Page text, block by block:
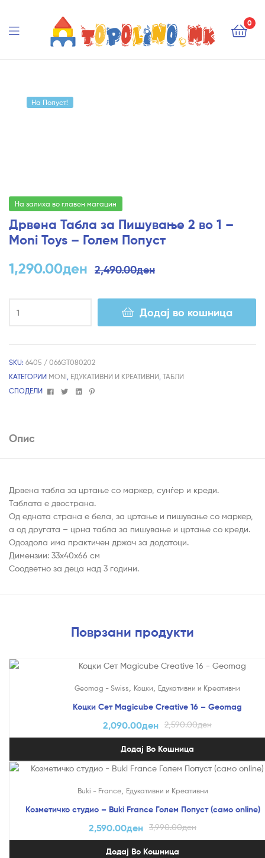
0
На Попуст!
На залиха во главен магацин
Дрвена Табла за Пишување 2 во 1 –
Moni Toys – Голем Попуст
2,490.00ден
1,290.00ден
Додај во кошница
SKU: 6405 / 066GT080202
КАТЕГОРИИ MONI, ЕДУКАТИВНИ И КРЕАТИВНИ, ТАБЛИ
СПОДЕЛИ
FacebookTwitterLinkedin
Pinterest
Опис
Дрвена табла за цртање со маркер, сунѓер и креди.
Таблата е двострана.
Од едната страна е бела, за цртање и пишување со маркер,
а од другата – црна табла за пишување и цртање со креди.
Одоздола има практичен држач за додатоци.
Димензии: 33x40x66 см
Соодветно за деца над 3 години.
Поврзани продукти
Geomag - Swiss Коцки Едукативни и Креативни
Коцки Сет Magicube Creative 16 – Geomag
2,590.00ден
2,090.00ден
Додај Во Кошница
Buki - France, Едукативни и Креативни
Козметичко студио – Buki France Голем Попуст (само online)
3,990.00ден
2,590.00ден
Додај Во Кошница